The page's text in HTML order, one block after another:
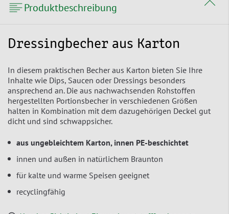
Produktbeschreibung
Dressingbecher aus Karton
In diesem praktischen Becher aus Karton bieten Sie Ihre
Inhalte wie Dips, Saucen oder Dressings besonders
ansprechend an. Die aus nachwachsenden Rohstoffen
hergestellten Portionsbecher in verschiedenen Größen
halten in Kombination mit dem dazugehörigen Deckel gut
dicht und sind schwappsicher.
aus ungebleichtem Karton, innen PE-beschichtet
innen und außen in natürlichem Braunton
für kalte und warme Speisen geeignet
recyclingfähig